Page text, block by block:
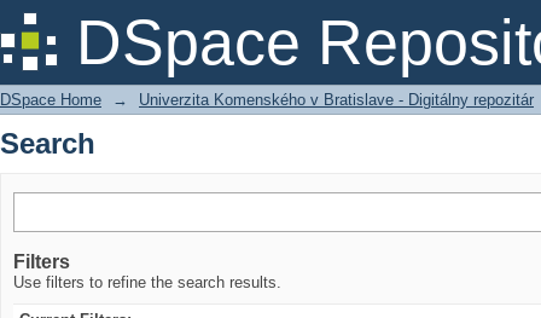
DSpace
Search
DSpace Home → Univerzita Komenského v Bratislave - Digitálny repozitár
Search
Filters
Use filters to refine the search results.